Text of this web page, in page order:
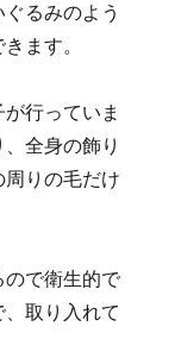
るみのよう
ます。
行っていま
全身の飾り
りの毛だけ
ので衛生的で
取り入れて